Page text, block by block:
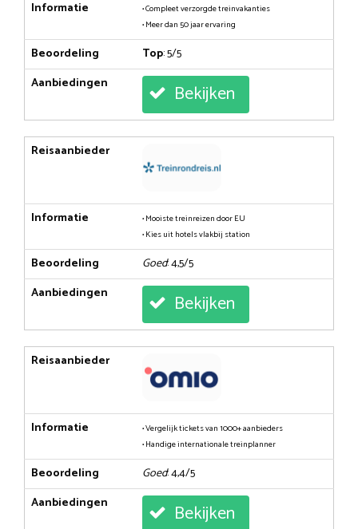
Informatie
• Compleet verzorgde treinvakanties
• Meer dan 50 jaar ervaring
Beoordeling Top: 5/5
Aanbiedingen
Bekijken
Reisaanbieder
Informatie
• Mooiste treinreizen door EU
• Kies uit hotels vlakbij station
Beoordeling Goed: 4,5/5
Aanbiedingen
Bekijken
Reisaanbieder
Informatie
• Vergelijk tickets van 1000+ aanbieders
• Handige internationale treinplanner
Beoordeling Goed: 4,4/5
Aanbiedingen
Bekijken